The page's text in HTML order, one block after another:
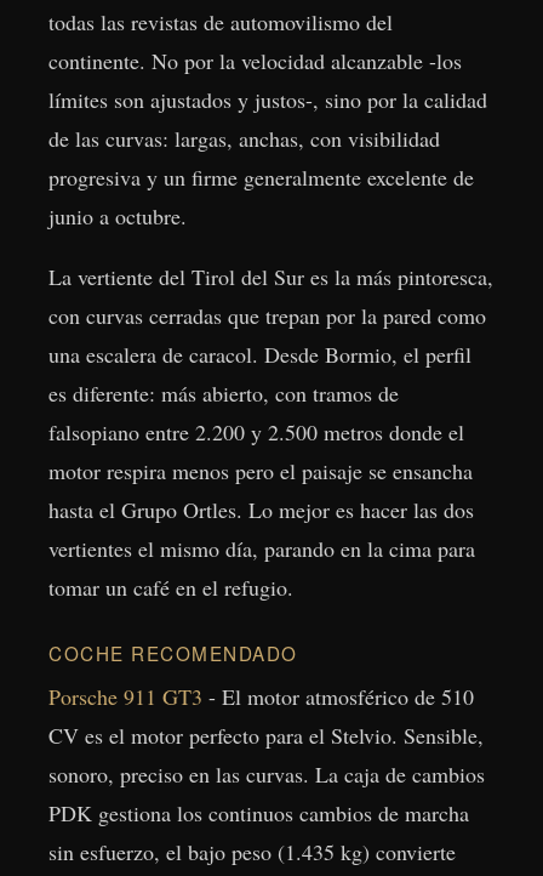
todas las revistas de automovilismo del
continente. No por la velocidad alcanzable -los
límites son ajustados y justos-, sino por la calidad
de las curvas: largas, anchas, con visibilidad
progresiva y un firme generalmente excelente de
junio a octubre.
La vertiente del Tirol del Sur es la más pintoresca,
con curvas cerradas que trepan por la pared como
una escalera de caracol. Desde Bormio, el perfil
es diferente: más abierto, con tramos de
falsopiano entre 2.200 y 2.500 metros donde el
motor respira menos pero el paisaje se ensancha
hasta el Grupo Ortles. Lo mejor es hacer las dos
vertientes el mismo día, parando en la cima para
tomar un café en el refugio.
COCHE RECOMENDADO
Porsche 911 GT3 - El motor atmosférico de 510
CV es el motor perfecto para el Stelvio. Sensible,
sonoro, preciso en las curvas. La caja de cambios
PDK gestiona los continuos cambios de marcha
sin esfuerzo, el bajo peso (1.435 kg) convierte